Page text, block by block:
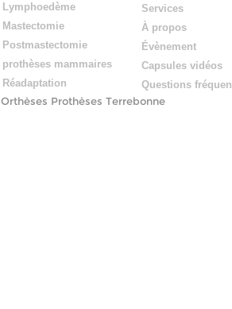
Lymphoedème
Mastectomie
Postmastectomie
prothèses mammaires
Réadaptation
Services
À propos
Évènement
Capsules vidéos
Questions
Orthèses Prothèses Terrebonne